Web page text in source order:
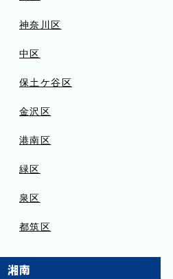
神奈川区
中区
保土ケ谷区
金沢区
港南区
緑区
泉区
都筑区
湘南